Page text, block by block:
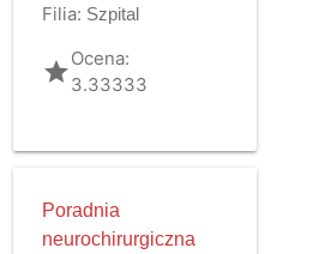
Filia: Szpital
gradeOcena:
3.33333
Poradnia
neurochirurgiczna